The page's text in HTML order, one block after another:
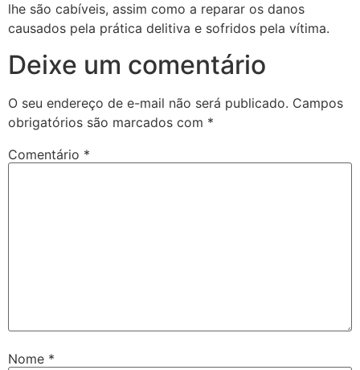
lhe são cabíveis, assim como a reparar os danos
causados pela prática delitiva e sofridos pela vítima.
Deixe um comentário
O seu endereço de e-mail não será publicado. Campos
obrigatórios são marcados com *
Comentário *
Nome *